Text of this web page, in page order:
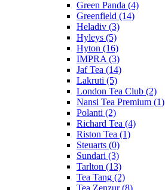
Green Panda (4)
Greenfield (14)
Heladiv (3)
Hyleys (5)
Hyton (16)
IMPRA (3)
Jaf Tea (14)
Lakruti (5)
London Tea Club (2)
Nansi Tea Premium (1)
Polanti (2)
Richard Tea (4)
Riston Tea (1)
Steuarts (0)
Sundari (3)
Tarlton (13)
Tea Tang (2)
Tea Zenzur(8)